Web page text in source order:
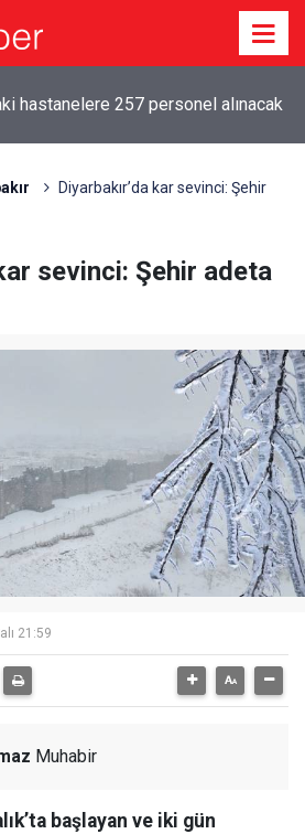
sıradaydı, ilk üçe girdi
Diyarbakır’da kar sevinci: Şehir
sevinci: Şehir adeta
21:59
Muhabir
başlayan ve iki gün